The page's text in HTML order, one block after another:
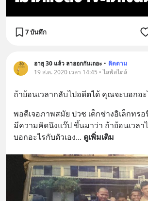
7 บันทึก
อายุ 30 แล้ว ลาออกกันเถอะ • ติดตาม
19 ส.ค. 2020 เวลา 14:45 • ไลฟ์สไตล์
ถ้าย้อนเวลากลับไปอดีตได้ คุณจะบอกอ
พอดีเจอภาพสมัย ปวช เด็กช่างอิเล็กทร
มีความคิดนึงแว๊ป ขึ้นมาว่า ถ้าย้อนเวลา
บอกอะไรกับตัวเอง... ดูเพิ่มเติม